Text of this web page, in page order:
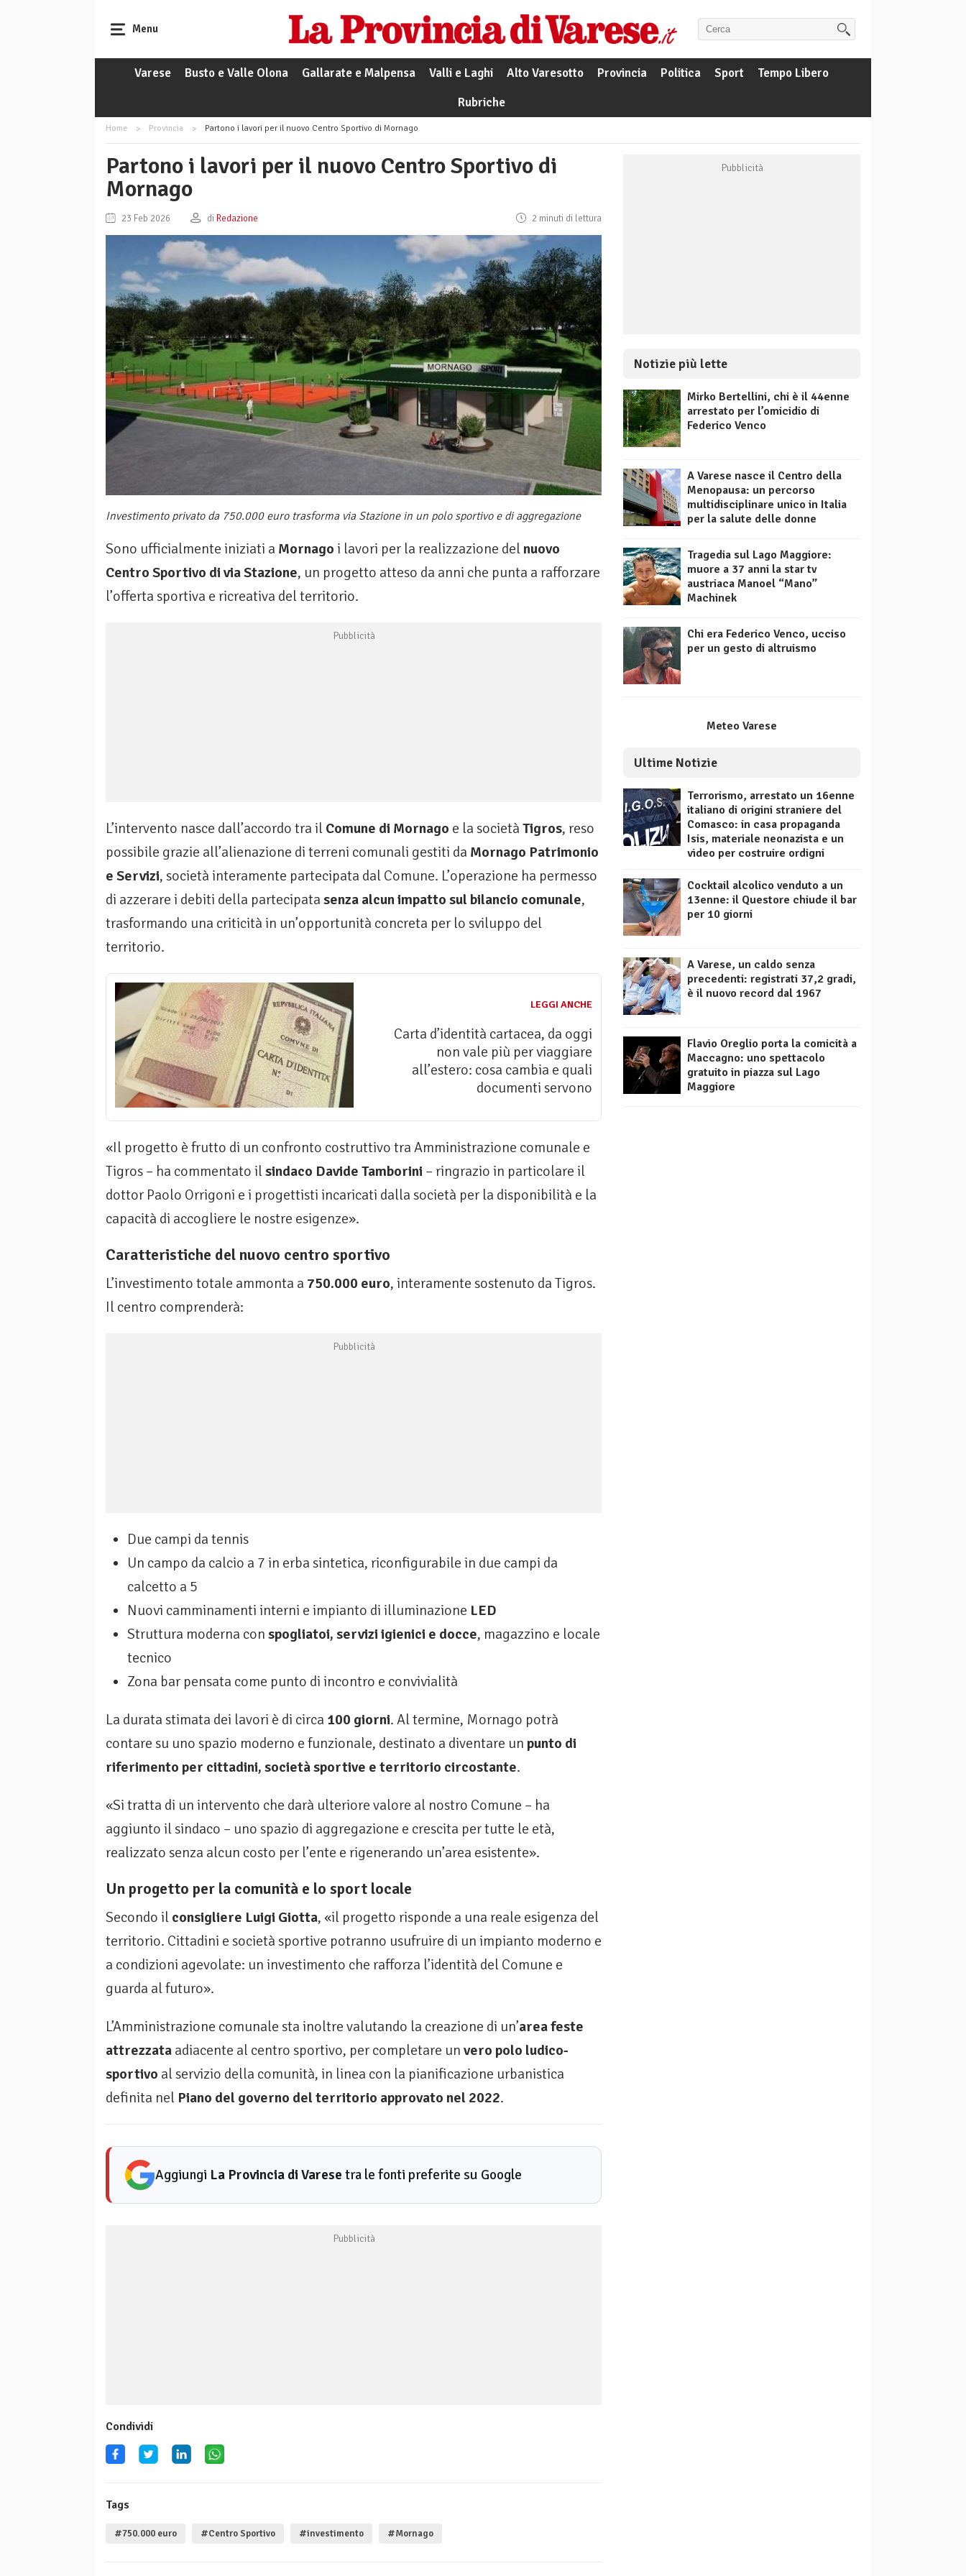
Menu
Varese Busto e Valle Olona Gallarate e Malpensa Valli e Laghi Alto Varesotto Provincia Politica Sport
Tempo Libero
Rubriche
Home Provincia Partono i lavori per il nuovo Centro Sportivo di Mornago
Partono i lavori per il nuovo Centro Sportivo di
Mornago
23 Feb 2026 di Redazione 2 minuti di lettura
Investimento privato da 750.000 euro trasforma via Stazione in un polo sportivo e di aggregazione
Sono ufficialmente iniziati a Mornago i lavori per la realizzazione del nuovo
Centro Sportivo di via Stazione, un progetto atteso da anni che punta a rafforzare
l’offerta sportiva e ricreativa del territorio.
L’intervento nasce dall’accordo tra il Comune di Mornago e la società Tigros, reso
possibile grazie all’alienazione di terreni comunali gestiti da Mornago Patrimonio
e Servizi, società interamente partecipata dal Comune. L’operazione ha permesso
di azzerare i debiti della partecipata senza alcun impatto sul bilancio comunale,
trasformando una criticità in un’opportunità concreta per lo sviluppo del
territorio.
LEGGI ANCHE
Carta d’identità cartacea, da oggi
non vale più per viaggiare
all’estero: cosa cambia e quali
documenti servono
«Il progetto è frutto di un confronto costruttivo tra Amministrazione comunale e
Tigros – ha commentato ilsindaco Davide Tamborini – ringrazio in particolare il
dottor Paolo Orrigoni e i progettisti incaricati dalla società per la disponibilità e la
capacità di accogliere le nostre esigenze».
Caratteristiche del nuovo centro sportivo
L’investimento totale ammonta a 750.000 euro, interamente sostenuto da Tigros.
Il centro comprenderà:
Due campi da tennis
Un campo da calcio a 7 in erba sintetica, riconfigurabile in due campi da
calcetto a 5
Nuovi camminamenti interni e impianto di illuminazione LED
Struttura moderna con spogliatoi, servizi igienici e docce, magazzino e locale
tecnico
Zona bar pensata come punto di incontro e convivialità
La durata stimata dei lavori è di circa 100 giorni. Al termine, Mornago potrà
contare su uno spazio moderno e funzionale, destinato a diventare un punto di
riferimento per cittadini, società sportive e territorio circostante.
«Si tratta di un intervento che darà ulteriore valore al nostro Comune – ha
aggiunto il sindaco – uno spazio di aggregazione e crescita per tutte le età,
realizzato senza alcun costo per l’ente e rigenerando un’area esistente».
Un progetto per la comunità e lo sport locale
Secondo il consigliere Luigi Giotta, «il progetto risponde a una reale esigenza del
territorio. Cittadini e società sportive potranno usufruire di un impianto moderno e
a condizioni agevolate: un investimento che rafforza l’identità del Comune e
guarda al futuro».
L’Amministrazione comunale sta inoltre valutando la creazione di un’area feste
attrezzata adiacente al centro sportivo, per completare un vero polo ludico-
sportivo al servizio della comunità, in linea con la pianificazione urbanistica
definita nel Piano del governo del territorio approvato nel 2022.
Aggiungi La Provincia di Varese tra le fonti preferite su Google
Condividi
Tags
#750.000 euro #Centro Sportivo #investimento #Mornago
Notizie più lette
Mirko Bertellini, chi è il 44enne
arrestato per l’omicidio di
Federico Venco
A Varese nasce il Centro della
Menopausa: un percorso
multidisciplinare unico in Italia
per la salute delle donne
Tragedia sul Lago Maggiore:
muore a 37 anni la star tv
austriaca Manoel “Mano”
Machinek
Chi era Federico Venco, ucciso
per un gesto di altruismo
Meteo Varese
Ultime Notizie
Terrorismo, arrestato un 16enne
italiano di origini straniere del
Comasco: in casa propaganda
Isis, materiale neonazista e un
video per costruire ordigni
Cocktail alcolico venduto a un
13enne: il Questore chiude il bar
per 10 giorni
A Varese, un caldo senza
precedenti: registrati 37,2 gradi,
è il nuovo record dal 1967
Flavio Oreglio porta la comicità a
Maccagno: uno spettacolo
gratuito in piazza sul Lago
Maggiore